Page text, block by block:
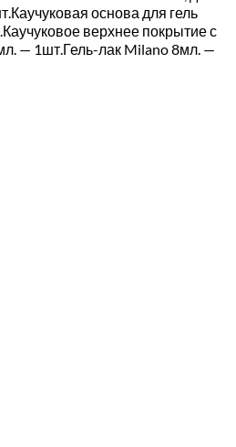
основа для гель
верхнее покрытие с
— 1шт.Гель-лак Milano 8мл. —